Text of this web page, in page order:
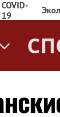
COVID-
19